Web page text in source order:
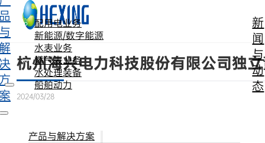
跳转到主要内容 跳转到页脚
配用电业务
新能源/数字能源
水表业务
燃气表业务
水处理装备
船舶动力
新
闻
与
动
态
产品与解决方案
杭州海兴电力科技股份有限公司独
2024/03/28